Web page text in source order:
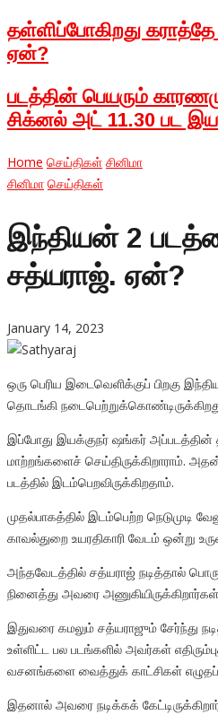
தள்ளிப்போகிறது கராத்தே
ஏன்?
படத்தின் பெயரும்
சிக்னல் அட் 11.30 பட
Home செய்திகள் சினிமா
சினிமா செய்திகள்
இந்தியன் 2
சத்யராஜ். ஏன்?
January 14, 2023
ஒரு பெரிய இடைவெளிக்குப் பிறகு
தொடங்கி
இப்போது இயக்குநர் ஷங்கர் அப்படத்தின்
மாற்றங்களைச் செய்திருக்கிறாராம்.
படத்தில் இடம்பெறவிருக்கிறதாம்.
முதல்பாகத்தில் இடம்பெற்ற நெடுமுடி
காவல்துறை உயரதிகாரி வேடம் ஒன்று
அந்தவேடத்தில் சத்யராஜ் நடித்தால்
நினைத்து அவரை
இதுவரை கமலும் சத்யராஜும் சேர்ந்து
உள்ளிட்ட பல படங்களில் அவர்கள்
வசனங்களை வைத்துக் காட்சிகள்
இதனால் அவரை நடிக்கக்